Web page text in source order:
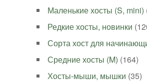
Маленькие хосты (S, mini)
Редкие хосты, новинки
Сорта хост для
Средние хосты (M) (164)
Хосты-мыши, мышки (35)